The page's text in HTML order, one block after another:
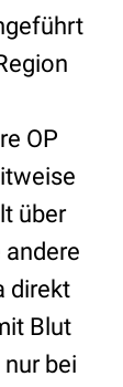
OP
über
direkt
Blut
bei